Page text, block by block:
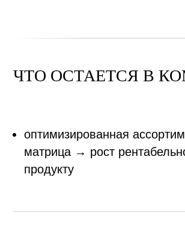
ЧТО ОСТАЕТСЯ В
оптимизированная
матрица → рост
продукту